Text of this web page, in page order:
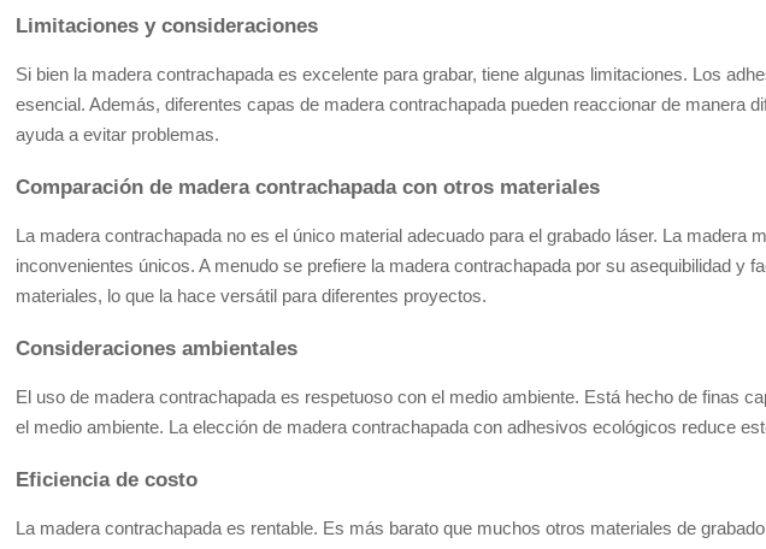
Limitaciones y consideraciones
Si bien la madera contrachapada es excelente para grabar, tiene algunas limitaciones. Los
esencial. Además, diferentes capas de madera contrachapada pueden reaccionar de manera
ayuda a evitar problemas.
Comparación de madera contrachapada con otros materiales
La madera contrachapada no es el único material adecuado para el grabado láser. La
inconvenientes únicos. A menudo se prefiere la madera contrachapada por su asequibilidad y
materiales, lo que la hace versátil para diferentes proyectos.
Consideraciones ambientales
El uso de madera contrachapada es respetuoso con el medio ambiente. Está hecho de finas
el medio ambiente. La elección de madera contrachapada con adhesivos ecológicos reduce
Eficiencia de costo
La madera contrachapada es rentable. Es más barato que muchos otros materiales de